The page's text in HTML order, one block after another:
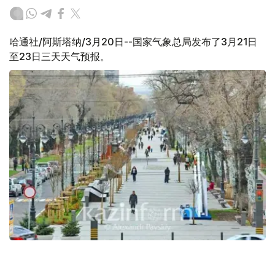
哈通社/阿斯塔纳/3月20日--国家气象总局发布了3月21日
至23日三天天气预报。